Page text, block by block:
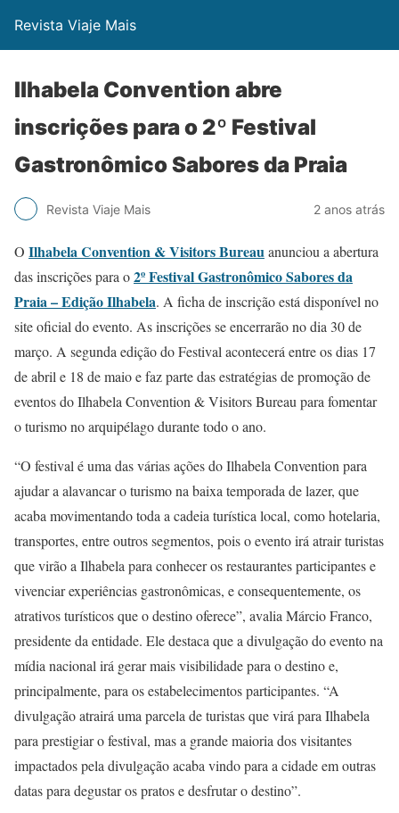
Revista Viaje Mais
Ilhabela Convention abre
inscrições para o 2º Festival
Gastronômico Sabores da Praia
Revista Viaje Mais 2 anos atrás
O Ilhabela Convention & Visitors Bureauanunciou a abertura
das inscrições para o2º Festival Gastronômico Sabores da
Praia – Edição Ilhabela. A ficha de inscrição está disponível no
site oficial do evento. As inscrições se encerrarão no dia 30 de
março. A segunda edição do Festival acontecerá entre os dias 17
de abril e 18 de maio e faz parte das estratégias de promoção de
eventos do Ilhabela Convention & Visitors Bureau para fomentar
o turismo no arquipélago durante todo o ano.
“O festival é uma das várias ações do Ilhabela Convention para
ajudar a alavancar o turismo na baixa temporada de lazer, que
acaba movimentando toda a cadeia turística local, como hotelaria,
transportes, entre outros segmentos, pois o evento irá atrair turistas
que virão a Ilhabela para conhecer os restaurantes participantes e
vivenciar experiências gastronômicas, e consequentemente, os
atrativos turísticos que o destino oferece”, avalia Márcio Franco,
presidente da entidade. Ele destaca que a divulgação do evento na
mídia nacional irá gerar mais visibilidade para o destino e,
principalmente, para os estabelecimentos participantes. “A
divulgação atrairá uma parcela de turistas que virá para Ilhabela
para prestigiar o festival, mas a grande maioria dos visitantes
impactados pela divulgação acaba vindo para a cidade em outras
datas para degustar os pratos e desfrutar o destino”.